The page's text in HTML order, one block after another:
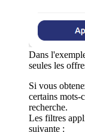
Dans
seules les
Si vous
certains mots-
recherche.
Les filtres
suivante :